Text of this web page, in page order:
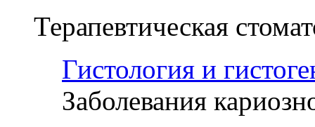
Терапевтическая
Гистология и
Заболевания